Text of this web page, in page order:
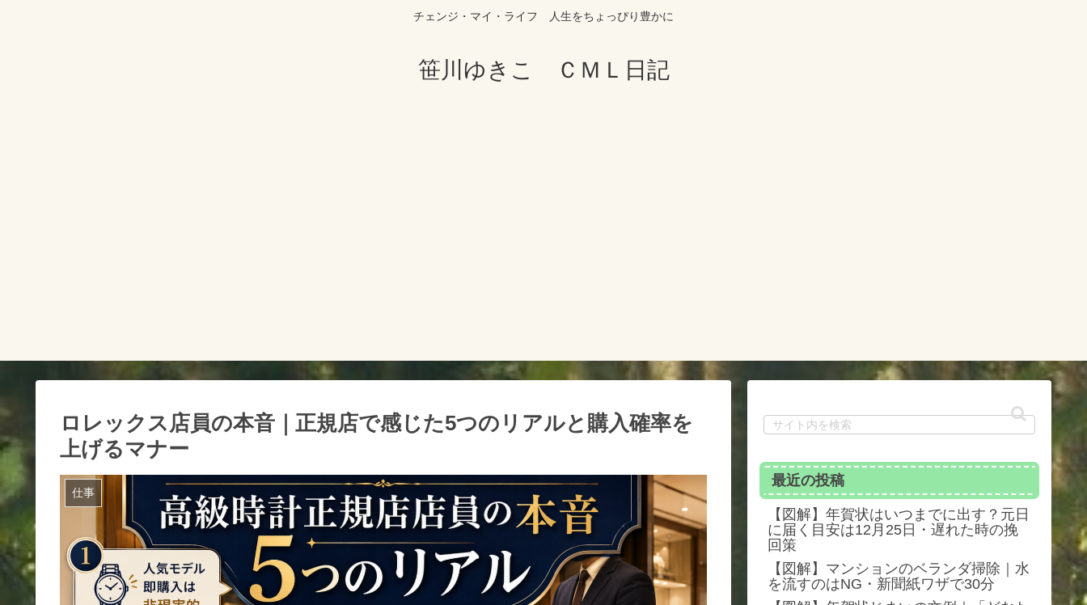
チェンジ・マイ・ライフ 人生をちょっぴり豊かに
笹川ゆきこ ＣＭＬ日記
ロレックス店員の本音｜正規店で感じた5つのリアルと購入確率を
上げるマナー
仕事
最近の投稿
【図解】年賀状はいつまでに出す？元日
に届く目安は12月25日・遅れた時の挽
回策
【図解】マンションのベランダ掃除｜水
を流すのはNG・新聞紙ワザで30分